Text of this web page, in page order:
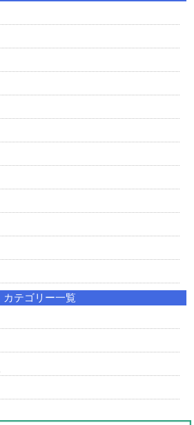
カテゴリー一覧